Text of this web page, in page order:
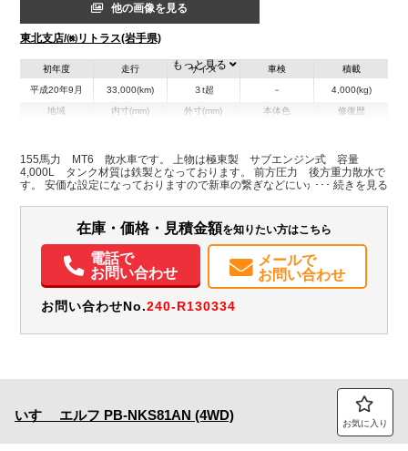
他の画像を見る
東北支店/㈱リトラス(岩手県)
初年度
平成20年9月
走行
33,000(km)
サイズ
３t超
車検
－
積載
4,000(kg)
地域 内寸(mm) 外寸(mm) 本体色 修復歴
装備情報
エアコン パワステ パワーウィンドウ エアバッグ
もっと見る
155馬力 MT6 散水車です。 上物は極東製 サブエンジン式 容量
4,000L タンク材質は鉄製となっております。 前方圧力 後方重力散水で
す。 安価な設定になっておりますので新車の繋ぎなどにいかがでしょう
在庫・価格・見積金額を知りたい方はこちら
電話で
お問い合わせ
メールで
お問い合わせ
お問い合わせNo.240-R130334
いすゞ エルフ PB-NKS81AN (4WD) お気に入り